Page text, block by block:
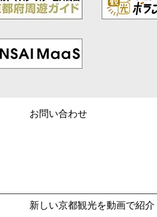
お問い合わせ
新しい京都観光を動画で紹介